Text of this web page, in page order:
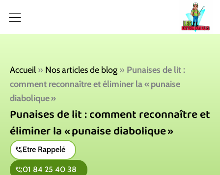
Accueil » Nos articles de blog » Punaises de lit :
comment reconnaître et éliminer la « punaise
diabolique »
Punaises de lit : comment reconnaître et
éliminer la « punaise diabolique »
Etre Rappelé
01 84 25 40 38